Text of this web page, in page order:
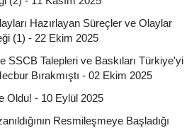
Hazırlayan Süreçler ve Olaylar
(1) - 22 Ekim 2025
SSCB Talepleri ve Baskıları Türkiye'yi
Bırakmıştı - 02 Ekim 2025
Oldu! - 10 Eylül 2025
Resmileşmeye Başladığı